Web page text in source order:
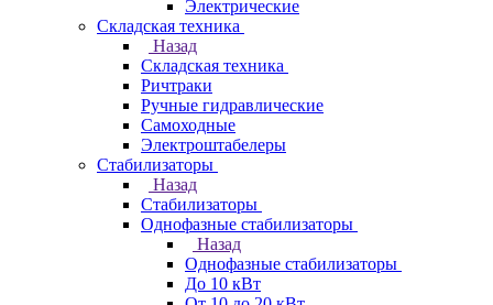
Электрические
Складская техника
Назад
Складская техника
Ричтраки
Ручные гидравлические
Самоходные
Электроштабелеры
Стабилизаторы
Назад
Стабилизаторы
Однофазные стабилизаторы
Назад
Однофазные стабилизаторы
До 10 кВт